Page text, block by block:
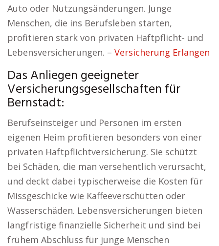
Auto oder Nutzungsänderungen. Junge
Menschen, die ins Berufsleben starten,
profitieren stark von privaten Haftpflicht- und
Lebensversicherungen. – Versicherung Erlangen
Das Anliegen geeigneter
Versicherungsgesellschaften für
Bernstadt:
Berufseinsteiger und Personen im ersten
eigenen Heim profitieren besonders von einer
privaten Haftpflichtversicherung. Sie schützt
bei Schäden, die man versehentlich verursacht,
und deckt dabei typischerweise die Kosten für
Missgeschicke wie Kaffeeverschütten oder
Wasserschäden. Lebensversicherungen bieten
langfristige finanzielle Sicherheit und sind bei
frühem Abschluss für junge Menschen